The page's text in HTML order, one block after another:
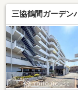
院…約930ｍ
店…約100ｍ
約770ｍ（
480ｍ（徒
14分）・相
三協鶴間ガーデン